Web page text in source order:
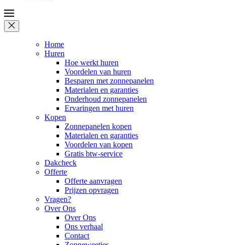
Home
Huren
Hoe werkt huren
Voordelen van huren
Besparen met zonnepanelen
Materialen en garanties
Onderhoud zonnepanelen
Ervaringen met huren
Kopen
Zonnepanelen kopen
Materialen en garanties
Voordelen van kopen
Gratis btw-service
Dakcheck
Offerte
Offerte aanvragen
Prijzen opvragen
Vragen?
Over Ons
Over Ons
Ons verhaal
Contact